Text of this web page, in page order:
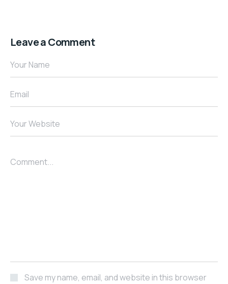
Leave a Comment
Your Name
Email
Your Website
Comment...
Save my name, email, and website in this browser